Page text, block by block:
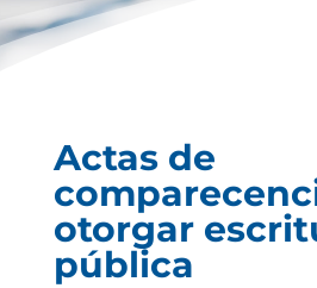
Actas de
otorgar
pública